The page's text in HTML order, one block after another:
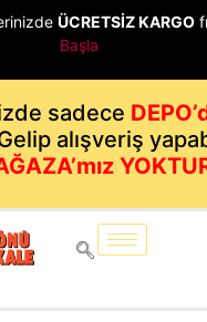
ÜCRETSİZ KARGO
Başla
sadece
alışveriş